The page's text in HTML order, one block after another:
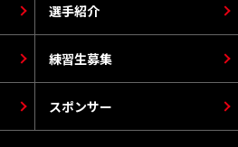
選手紹介
スポンサー
練習生募集